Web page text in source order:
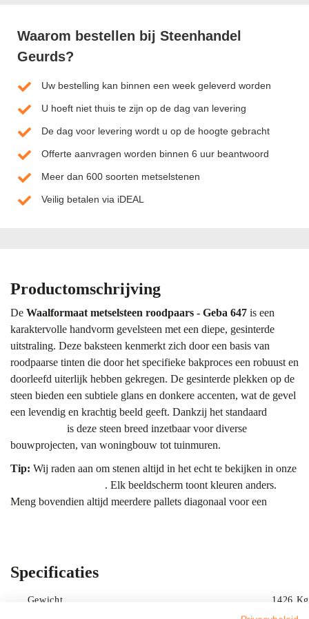
Waarom bestellen bij Steenhandel
Geurds?
Uw bestelling kan binnen een week geleverd worden
U hoeft niet thuis te zijn op de dag van levering
De dag voor levering wordt u op de hoogte gebracht
Offerte aanvragen worden binnen 6 uur beantwoord
Meer dan 600 soorten metselstenen
Veilig betalen via iDEAL
Productomschrijving
De Waalformaat metselsteen roodpaars - Geba 647 is een
karaktervolle handvorm gevelsteen met een diepe, gesinterde
uitstraling. Deze baksteen kenmerkt zich door een basis van
roodpaarse tinten die door het specifieke bakproces een robuust en
doorleefd uiterlijk hebben gekregen. De gesinterde plekken op de
steen bieden een subtiele glans en donkere accenten, wat de gevel
een levendig en krachtig beeld geeft. Dankzij het standaard
is deze steen breed inzetbaar voor diverse
bouwprojecten, van woningbouw tot tuinmuren.
Tip: Wij raden aan om stenen altijd in het echt te bekijken in onze
. Elk beeldscherm toont kleuren anders.
Meng bovendien altijd meerdere pallets diagonaal voor een
De kleur van de Geba 647 is een samenspel van dieprood en
verzadigd paars. De sintering voegt daar antracietkleurige en
metaalachtige nuances aan toe, waardoor geen enkele steen exact
hetzelfde is. Dat geeft een natuurlijke sortering die niet snel
Specificaties
Gewicht
1426 Kg